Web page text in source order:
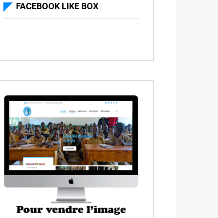
FACEBOOK LIKE BOX